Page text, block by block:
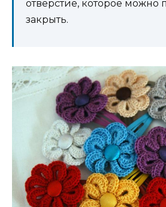
отверстие, которое можно
закрыть.